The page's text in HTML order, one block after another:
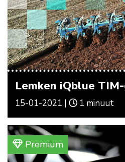
Lemken iQblue
15-01-2021 | 1 minuut
Premium